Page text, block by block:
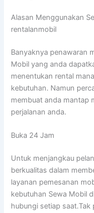
Alasan Menggunakan
rentalanmobil
Banyaknya penawaran
Mobil yang anda
menentukan rental
kebutuhan. Namun
membuat anda mantap
perjalanan anda.
Buka 24 Jam
Untuk menjangkau
berkualitas dalam
layanan pemesanan
kebutuhan Sewa Mobil
hubungi setiap